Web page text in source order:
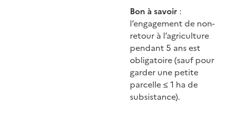
Bon à savoir :
l’engagement de non-
retour à l’agriculture
pendant 5 ans est
obligatoire (sauf pour
garder une petite
parcelle ≤ 1 ha de
subsistance).